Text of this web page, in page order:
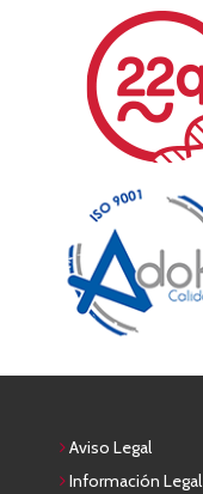
Aviso Legal
Información Legal